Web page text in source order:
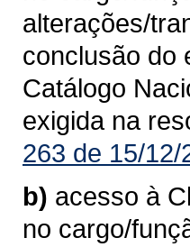
alterações/
conclusão do
Catálogo
exigida na
263 de 15/12/
b) acesso à
no cargo/